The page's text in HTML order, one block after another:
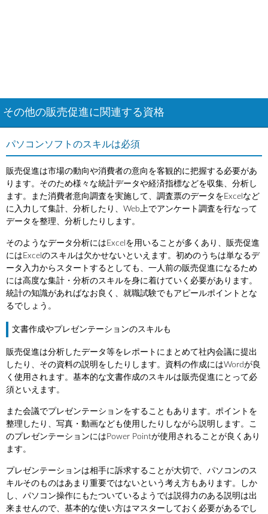
その他の販売促進に関連する資格
パソコンソフトのスキルは必須
販売促進は市場の動向や消費者の意向を客観的に把握する必要があ
ります。そのため様々な統計データや経済指標などを収集、分析し
ます。また消費者意向調査を実施して、調査票のデータをExcelなど
に入力して集計、分析したり、Web上でアンケート調査を行なって
データを整理、分析したりします。
そのようなデータ分析にはExcelを用いることが多くあり、販売促進
にはExcelのスキルは欠かせないといえます。初めのうちは単なるデ
ータ入力からスタートするとしても、一人前の販売促進になるため
には高度な集計・分析のスキルを身に着けていく必要があります。
統計の知識があればなお良く、就職試験でもアピールポイントとな
るでしょう。
文書作成やプレゼンテーションのスキルも
販売促進は分析したデータ等をレポートにまとめて社内会議に提出
したり、その資料の説明をしたりします。資料の作成にはWordが良
く使用されます。基本的な文書作成のスキルは販売促進にとって必
須といえます。
また会議でプレゼンテーションをすることもあります。ポイントを
整理したり、写真・動画なども使用したりしながら説明します。こ
のプレゼンテーションにはPower Pointが使用されることが良くあり
ます。
プレゼンテーションは相手に訴求することが大切で、パソコンのス
キルそのものはあまり重要ではないという考え方もあります。しか
し、パソコン操作にもたついているようでは説得力のある説明は出
来ませんので、基本的な使い方はマスターしておく必要があるでし